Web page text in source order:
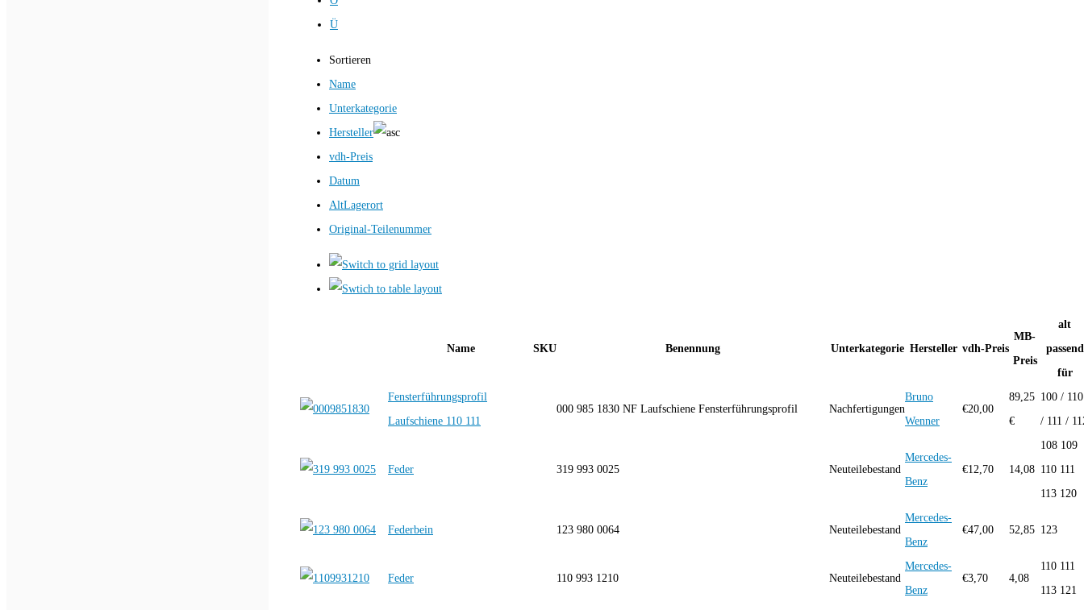
Ü
Sortieren
Name
Unterkategorie
Hersteller
vdh-Preis
Datum
AltLagerort
Original-Teilenummer
Name SKU Benennung Unterkategorie Hersteller vdh-Preis
MB-
Preis
alt
passend
für
Fensterführungsprofil
Laufschiene 110 111
000 985 1830 NF Laufschiene Fensterführungsprofil Nachfertigungen
Bruno
Wenner
€20,00
89,25
€
100 / 110
/ 111 /
Feder 319 993 0025 Neuteilebestand
Mercedes-
Benz
€12,70 14,08
108 109
110 111
113 120
Federbein 123 980 0064 Neuteilebestand
Mercedes-
Benz
€47,00 52,85 123
Feder 110 993 1210 Neuteilebestand
Mercedes-
Benz
€3,70 4,08
110 111
113 121